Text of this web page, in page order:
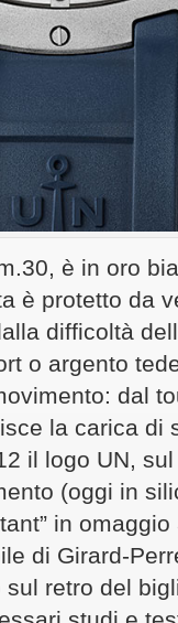
è in oro
è protetto da
difficoltà
o argento
dal
la carica di
il logo UN,
(oggi in
in
di Girard-
retro del